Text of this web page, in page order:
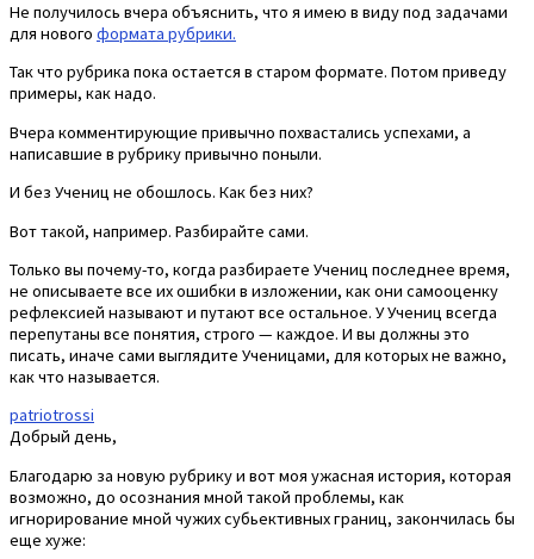
Не получилось вчера объяснить, что я имею в виду под задачами
для нового формата рубрики.
Так что рубрика пока остается в старом формате. Потом приведу
примеры, как надо.
Вчера комментирующие привычно похвастались успехами, а
написавшие в рубрику привычно поныли.
И без Учениц не обошлось. Как без них?
Вот такой, например. Разбирайте сами.
Только вы почему-то, когда разбираете Учениц последнее время,
не описываете все их ошибки в изложении, как они самооценку
рефлексией называют и путают все остальное. У Учениц всегда
перепутаны все понятия, строго — каждое. И вы должны это
писать, иначе сами выглядите Ученицами, для которых не важно,
как что называется.
patriotrossi
Добрый день,
Благодарю за новую рубрику и вот моя ужасная история, которая
возможно, до осознания мной такой проблемы, как
игнорирование мной чужих субьективных границ, закончилась бы
еще хуже: